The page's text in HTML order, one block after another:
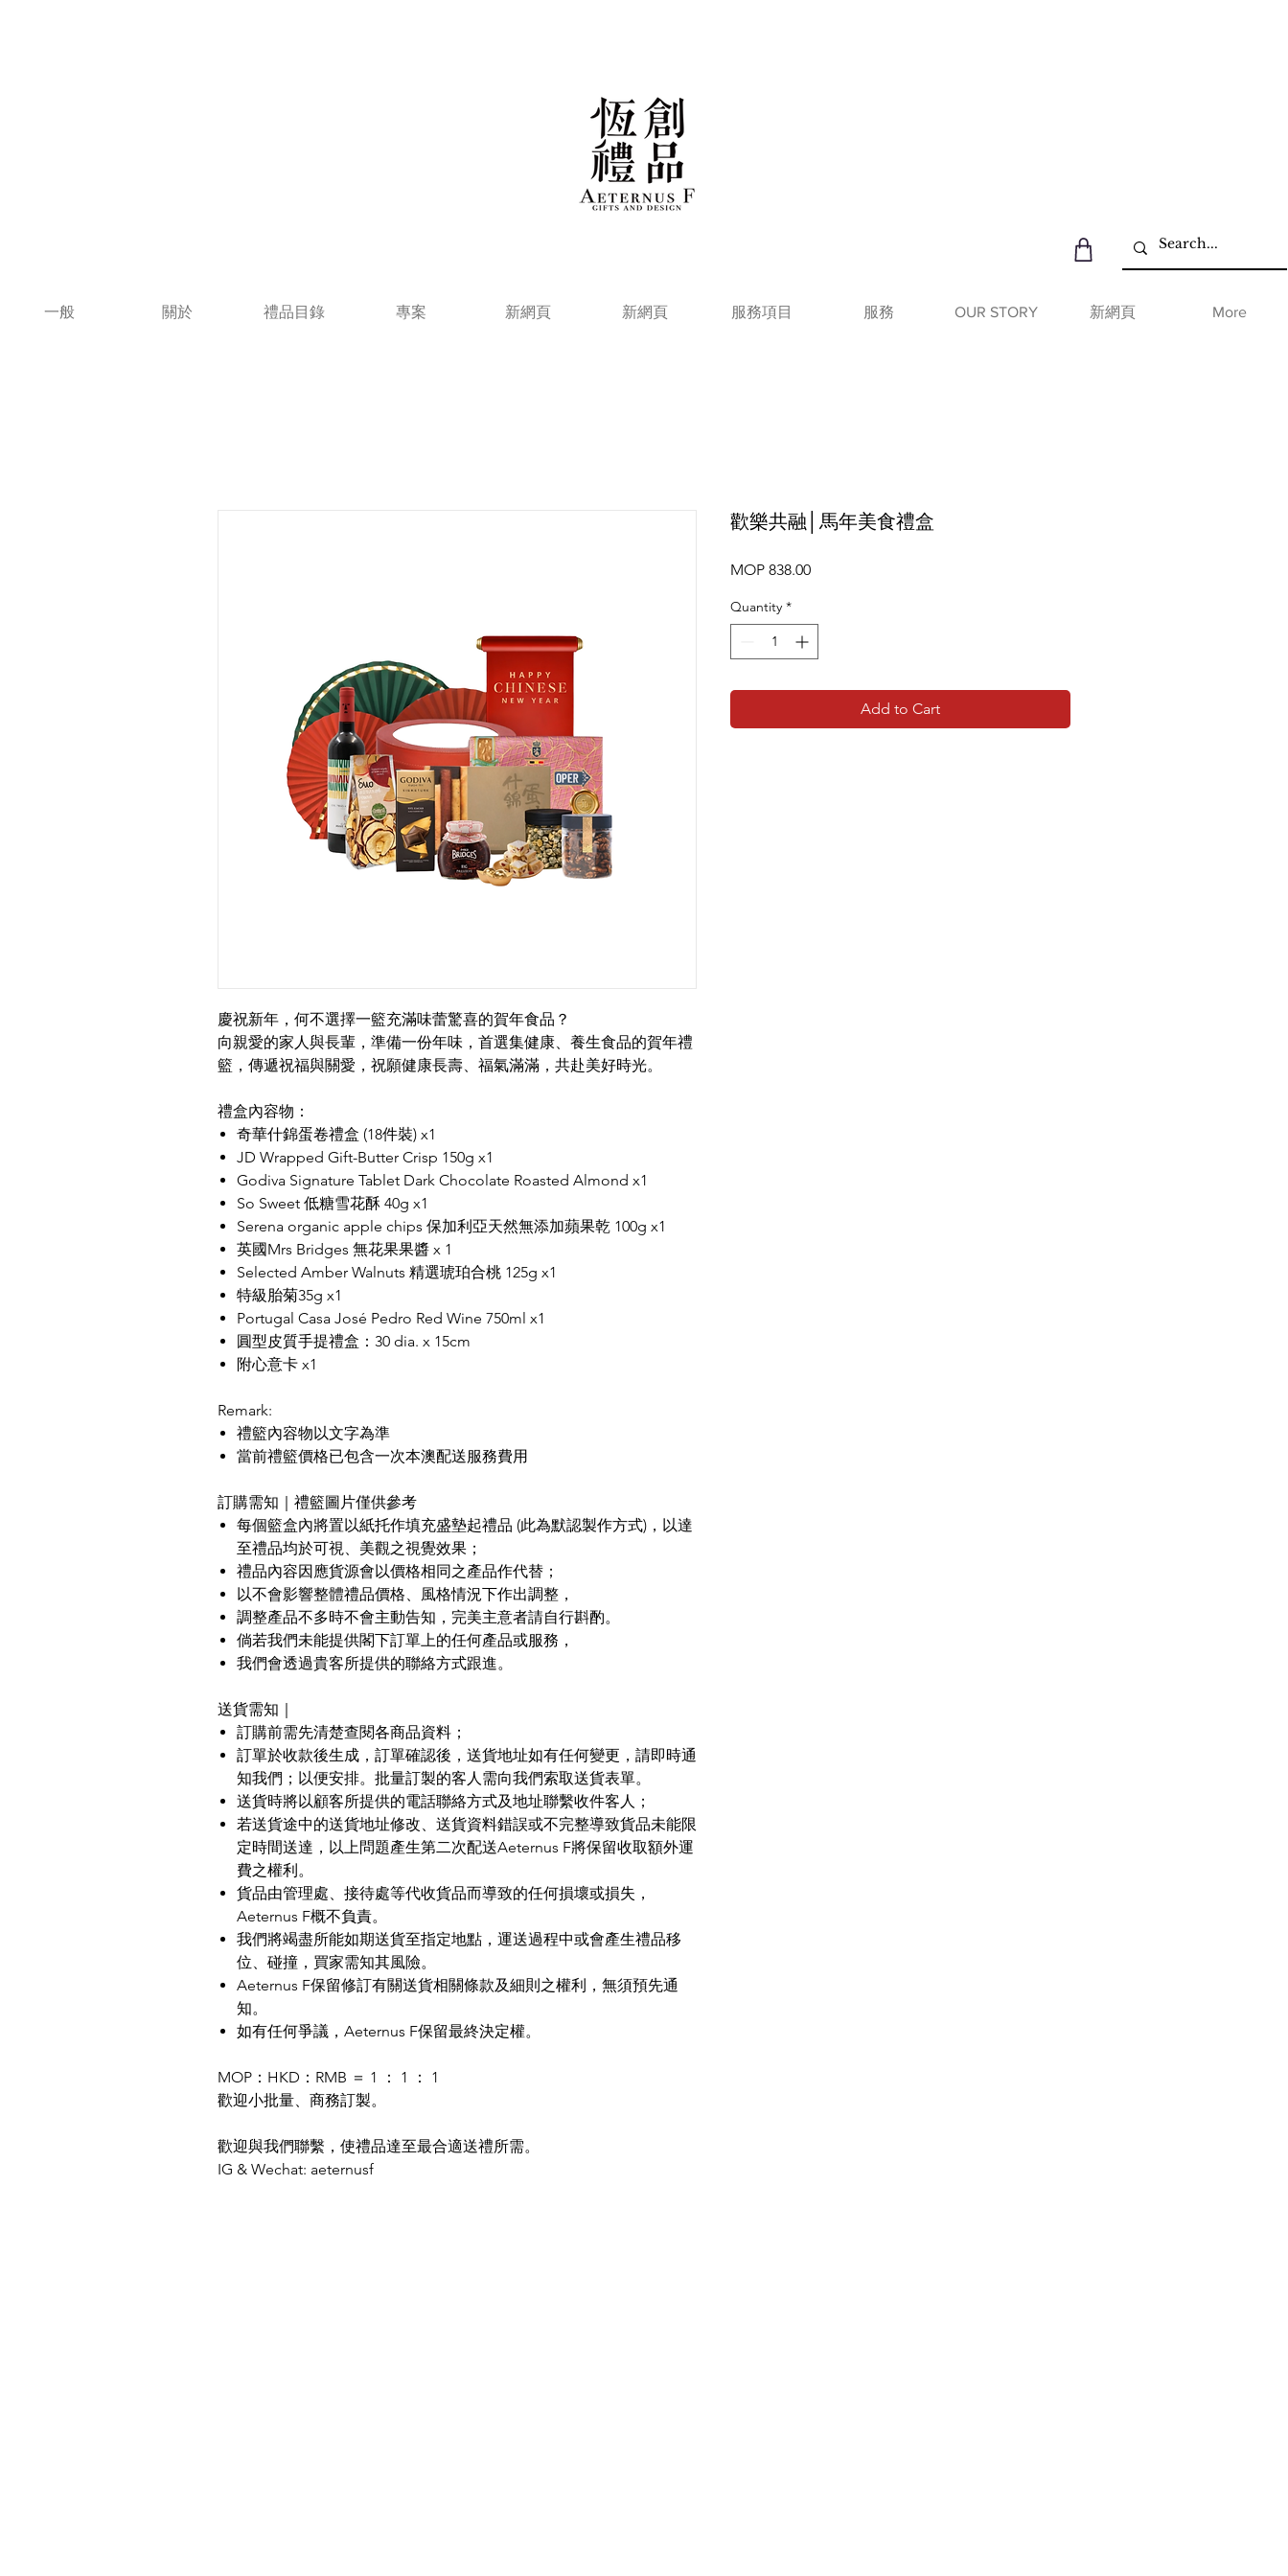
一般 關於 禮品目錄 專案 新網頁 新網頁 服務項目 服務 OUR STORY 新網頁 More
慶祝新年，何不選擇一籃充滿味蕾驚喜的賀年食品？
向親愛的家人與長輩，準備一份年味，首選集健康、養生食品的賀年禮
籃，傳遞祝福與關愛，祝願健康長壽、福氣滿滿，共赴美好時光。
禮盒內容物：
奇華什錦蛋卷禮盒 (18件裝) x1
JD Wrapped Gift-Butter Crisp 150g x1
Godiva Signature Tablet Dark Chocolate Roasted Almond x1
So Sweet 低糖雪花酥 40g x1
Serena organic apple chips 保加利亞天然無添加蘋果乾 100g x1
英國Mrs Bridges 無花果果醬 x 1
Selected Amber Walnuts 精選琥珀合桃 125g x1
特級胎菊35g x1
Portugal Casa José Pedro Red Wine 750ml x1
圓型皮質手提禮盒：30 dia. x 15cm
附心意卡 x1
Remark:
禮籃內容物以文字為準
當前禮籃價格已包含一次本澳配送服務費用
訂購需知｜禮籃圖片僅供參考
每個籃盒內將置以紙托作填充盛墊起禮品 (此為默認製作方式) ，以達
至禮品均於可視、美觀之視覺效果；
禮品內容因應貨源會以價格相同之產品作代替；
以不會影響整體禮品價格、風格情況下作出調整，
調整產品不多時不會主動告知，完美主意者請自行斟酌。
倘若我們未能提供閣下訂單上的任何產品或服務，
我們會透過貴客所提供的聯絡方式跟進。
送貨需知｜
訂購前需先清楚查閱各商品資料；
訂單於收款後生成，訂單確認後，送貨地址如有任何變更，請即時通
知我們；以便安排。批量訂製的客人需向我們索取送貨表單。
送貨時將以顧客所提供的電話聯絡方式及地址聯繫收件客人；
若送貨途中的送貨地址修改、送貨資料錯誤或不完整導致貨品未能限
定時間送達，以上問題產生第二次配送Aeternus F將保留收取額外運
費之權利。
貨品由管理處、接待處等代收貨品而導致的任何損壞或損失，
Aeternus F概不負責。
我們將竭盡所能如期送貨至指定地點，運送過程中或會產生禮品移
位、碰撞，買家需知其風險。
Aeternus F保留修訂有關送貨相關條款及細則之權利，無須預先通
知。
如有任何爭議， Aeternus F保留最終決定權。
MOP ： HKD ： RMB ＝ 1 ： 1 ：
1
歡迎小批量、商務訂製。
歡迎與我們聯繫，使禮品達至最合適送禮所需。
IG & Wechat: aeternusf
歡樂共融│馬年美食禮盒
MOP 838.00Price
Quantity *
Add to Cart